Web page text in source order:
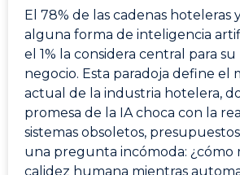
El 78% de las cadenas hoteleras
alguna forma de inteligencia
el 1% la considera central para
negocio. Esta paradoja define el
actual de la industria hotelera,
promesa de la IA choca con la
sistemas obsoletos,
una pregunta incómoda: ¿cómo
calidez humana mientras